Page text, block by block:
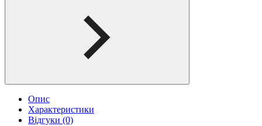
Опис
Характеристики
Відгуки (0)